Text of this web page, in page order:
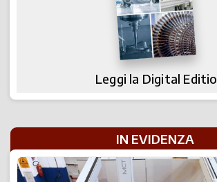
Leggi la Digital
IN EVIDENZA